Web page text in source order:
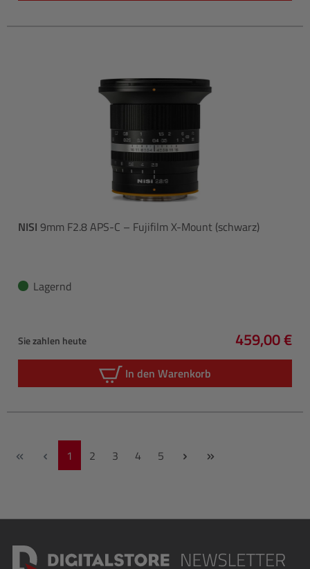
NISI 9mm F2.8 APS-C – Fujifilm X-Mount (schwarz)
Lagernd
Sie zahlen heute
Regulärer
459,00 €
In den Warenkorb
Seite
1 Seite
2 Seite
3 Seite
4 Seite
5